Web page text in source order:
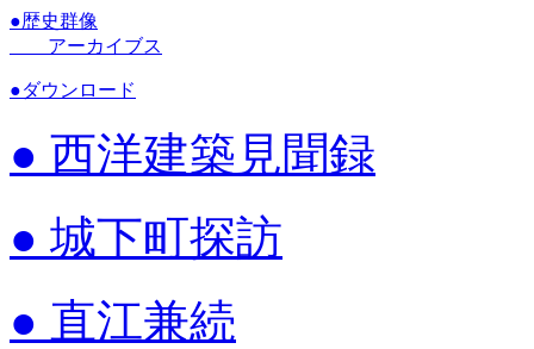
●歴史群像
アーカイブス
●ダウンロード
● 西洋建築見聞録
● 城下町探訪
● 直江兼続